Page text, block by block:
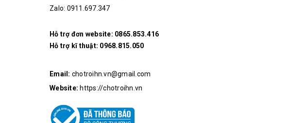
Zalo: 0911.697.347
Hỗ trợ đơn website: 0865.853.416
Hỗ trợ kĩ thuật: 0968.815.050
Email: chotroihn.vn@gmail.com
Website: https://chotroihn.vn